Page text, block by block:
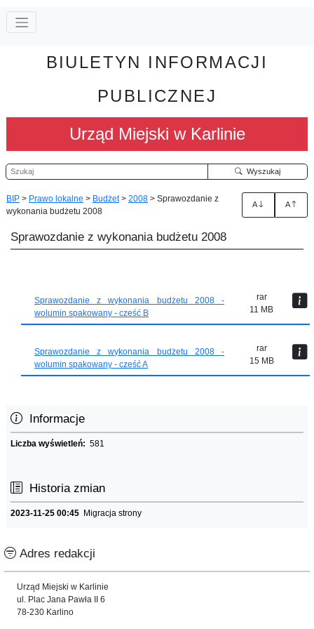
BIULETYN INFORMACJI
PUBLICZNEJ
Urząd Miejski w Karlinie
Szukaj Wyszukaj
BIP > Prawo lokalne > Budżet> 2008 > Sprawozdanie z
wykonania budżetu 2008
A A
Sprawozdanie z wykonania budżetu 2008
Sprawozdanie z wykonania budżetu 2008 -
wolumin spakowany - cześć B
rar
11 MB
Sprawozdanie z wykonania budżetu 2008 -
wolumin spakowany - cześć A
rar
15 MB
Informacje
Liczba wyświetleń: 581
Historia zmian
2023-11-25 00:45 Migracja strony
Adres redakcji
Urząd Miejski w Karlinie
ul. Plac Jana Pawła II 6
78-230 Karlino